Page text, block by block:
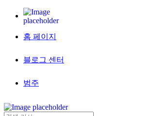
홈 페이지
블로그 센터
범주